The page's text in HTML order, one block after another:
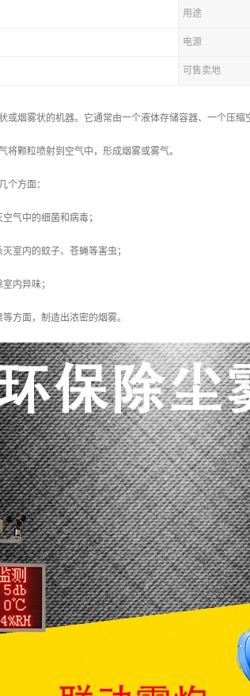
用途
电源
可售卖地
或烟雾状的机器。它通常由一个液体存储容器、一个压
颗粒喷射到空气中，形成烟雾或雾气。
个方面：
气中的细菌和病毒；
室内的蚊子、苍蝇等害虫；
内异味；
方面，制造出浓密的烟雾。